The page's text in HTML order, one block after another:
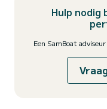
Hulp nodig
Een SamBoat